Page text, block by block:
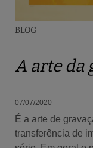
BLOG
A arte da
07/07/2020
É a arte de
transferência de